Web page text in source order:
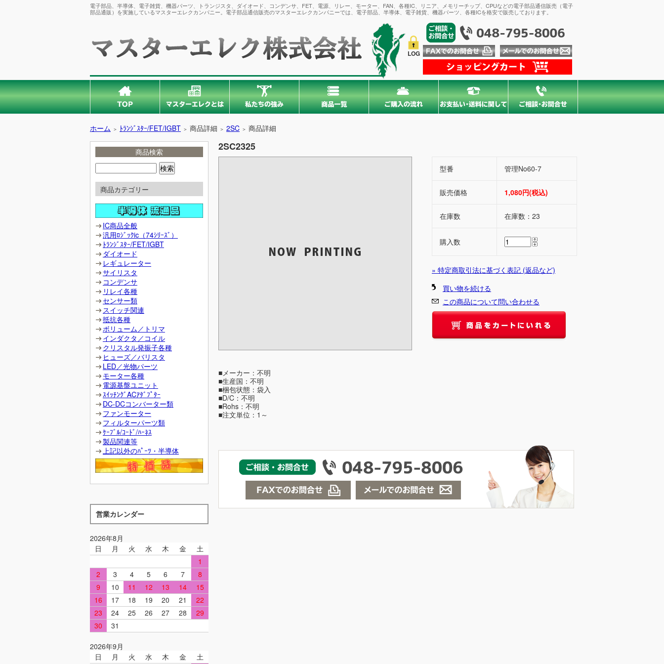
電子部品、半導体、電子雑貨、機器パーツ、トランジスタ、ダイオード、コンデンサ、FET、電源、リレー、モーター、FAN、各種IC、リニア、メモリーチップ、CPUなどの電子部品通信販売（電子
部品通販）を実施しているマスターエレクカンパニー。電子部品通信販売のマスターエレクカンパニーでは、電子部品、半導体、電子雑貨、機器パーツ、各種ICを格安で販売しております。
LOG
ホーム ＞ ﾄﾗﾝｼﾞｽﾀｰ/FET/IGBT ＞ 商品詳細 ＞ 2SC ＞ 商品詳細
商品検索
商品カテゴリー
IC商品全般
汎用ﾛｼﾞｯｸic（74ｼﾘｰｽﾞ）
ﾄﾗﾝｼﾞｽﾀｰ/FET/IGBT
ダイオード
レギュレーター
サイリスタ
コンデンサ
リレイ各種
センサー類
スイッチ関連
抵抗各種
ボリューム／トリマ
インダクタ／コイル
クリスタル発振子各種
ヒューズ／バリスタ
LED／光物パーツ
モーター各種
電源基盤ユニット
ｽｲｯﾁﾝｸﾞACｱﾀﾞﾌﾟﾀｰ
DC-DCコンバーター類
ファンモーター
フィルターパーツ類
ｹｰﾌﾞﾙ/ｺｰﾄﾞ/ﾊｰﾈｽ
製品関連等
上記以外のﾊﾟｰﾂ・半導体
営業カレンダー
2026年8月
日
月 火 水 木 金
土
1
2
3 4 5 6 7
8
9
10 11 12 13 14
15
16
17 18 19 20 21
22
23
24 25 26 27 28
29
30
31
2026年9月
日
月 火 水 木 金
土
2SC2325
型番 管理No60-7
販売価格 1,080円(税込)
在庫数 在庫数：23
購入数
» 特定商取引法に基づく表記 (返品など)
買い物を続ける
この商品について問い合わせる
■メーカー：不明
■生産国：不明
■梱包状態：袋入
■D/C：不明
■Rohs：不明
■注文単位：1～